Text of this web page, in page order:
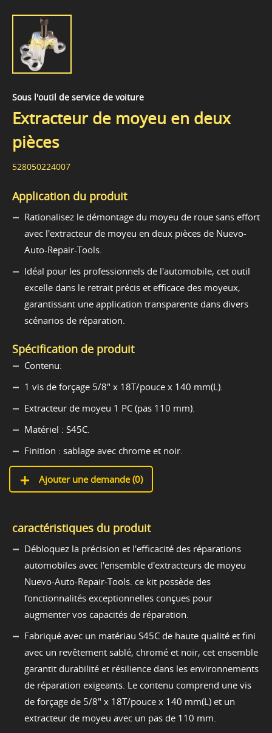
Sous l'outil de service de voiture
Extracteur de moyeu en deux
pièces
528050224007
Application du produit
Rationalisez le démontage du moyeu de roue sans effort
avec l'extracteur de moyeu en deux pièces de Nuevo-
Auto-Repair-Tools.
Idéal pour les professionnels de l'automobile, cet outil
excelle dans le retrait précis et efficace des moyeux,
garantissant une application transparente dans divers
scénarios de réparation.
Spécification de produit
Contenu:
1 vis de forçage 5/8" x 18T/pouce x 140 mm(L).
Extracteur de moyeu 1 PC (pas 110 mm).
Matériel : S45C.
Finition : sablage avec chrome et noir.
Ajouter une demande (0)
caractéristiques du produit
Débloquez la précision et l'efficacité des réparations
automobiles avec l'ensemble d'extracteurs de moyeu
Nuevo-Auto-Repair-Tools. ce kit possède des
fonctionnalités exceptionnelles conçues pour
augmenter vos capacités de réparation.
Fabriqué avec un matériau S45C de haute qualité et fini
avec un revêtement sablé, chromé et noir, cet ensemble
garantit durabilité et résilience dans les environnements
de réparation exigeants. Le contenu comprend une vis
de forçage de 5/8" x 18T/pouce x 140 mm(L) et un
extracteur de moyeu avec un pas de 110 mm.